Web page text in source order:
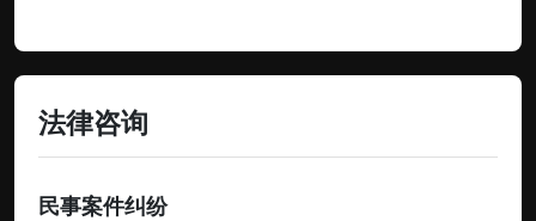
法律咨询
民事案件纠纷